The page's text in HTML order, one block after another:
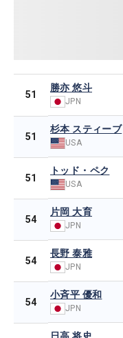
51
勝亦 悠斗
JPN
51
杉本 スティーブ
USA
51
トッド・ペク
USA
54
片岡 大育
JPN
54
長野 泰雅
JPN
54
小斉平 優和
JPN